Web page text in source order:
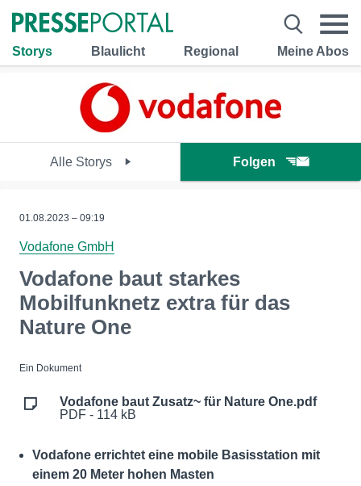
Storys Blaulicht Regional Meine Abos
Alle Storys Folgen
01.08.2023 – 09:19
Vodafone GmbH
Vodafone baut starkes
Mobilfunknetz extra für das
Nature One
Ein Dokument
Vodafone baut Zusatz~ für Nature One.pdf
PDF - 114 kB
Vodafone errichtet eine mobile Basisstation mit
einem 20 Meter hohen Masten